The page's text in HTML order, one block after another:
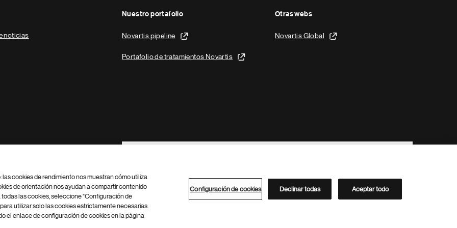
noticias
Nuestro portafolio
Novartis pipeline
Portafolio de tratamientos Novartis
Otras webs
Novartis Global
Footer Site Search
Configuración de cookies Mapa del sitio
Directorio de Novartis
cookies de rendimiento nos muestran cómo utiliza
de orientación nos ayudan a compartir contenido
las cookies, seleccione "Configuración de
utilizar solo las cookies estrictamente necesarias.
el enlace de configuración de cookies en la página
Configuración de cookies Declinar todas Aceptar todo